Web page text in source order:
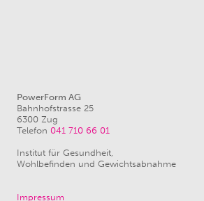
PowerForm AG
Bahnhofstrasse 25
6300 Zug
Telefon 041 710 66 01
Institut für Gesundheit,
Wohlbefinden und Gewichtsabnahme
Impressum